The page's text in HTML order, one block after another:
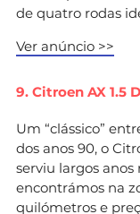
de quatro rodas
Ver anúncio >>
9. Citroen AX 1.5
Um “clássico”
dos anos 90, o
serviu largos anos
encontrámos na
quilómetros e